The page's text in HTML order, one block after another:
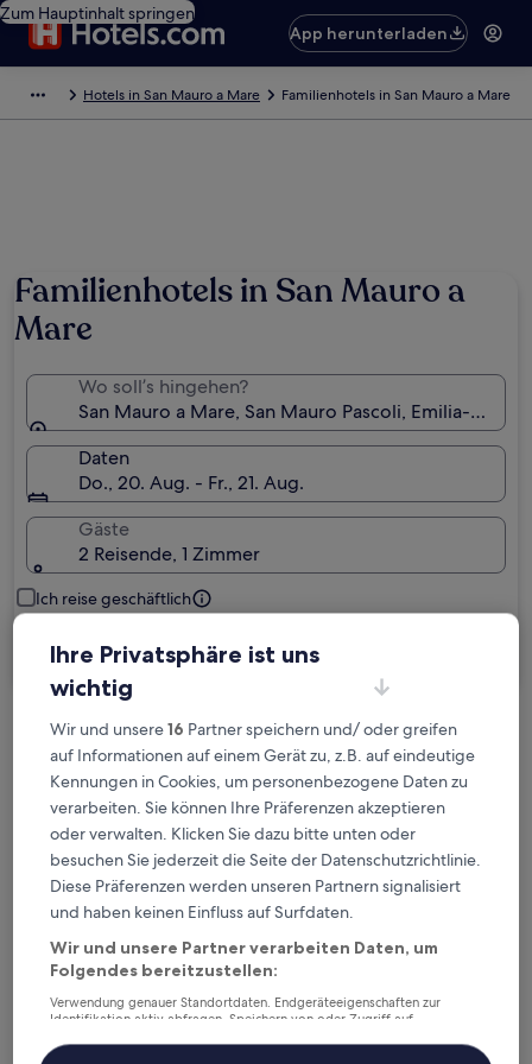
Zum Hauptinhalt springen
App herunterladen
Hotels in San Mauro a Mare Familienhotels in San Mauro a Mare
Familienhotels in San Mauro a
Mare
Wo soll’s hingehen?
San Mauro a Mare, San Mauro Pascoli, Emilia-
Daten
Do., 20. Aug. - Fr., 21. Aug.
Gäste
2 Reisende, 1 Zimmer
Ich reise geschäftlich
Suchen
Kostenlose Stornierung bei
Planänderungen
Verdiene Prämien für jede
wahrgenommene Übernachtung
Mehr sparen mit Preisen für Mitglieder
Überprüfe die Preise für diese Daten
Ihre Privatsphäre ist uns
wichtig
Wir und unsere16 Partner speichern und/ oder greifen
auf Informationen auf einem Gerät zu, z.B. auf eindeutige
Kennungen in Cookies, um personenbezogene Daten zu
verarbeiten. Sie können Ihre Präferenzen akzeptieren
oder verwalten. Klicken Sie dazu bitte unten oder
besuchen Sie jederzeit die Seite der Datenschutzrichtlinie.
Diese Präferenzen werden unseren Partnern signalisiert
und haben keinen Einfluss auf Surfdaten.
Wir und unsere Partner verarbeiten Daten, um
Folgendes bereitzustellen:
Verwendung genauer Standortdaten. Endgeräteeigenschaften zur
Identifikation aktiv abfragen. Speichern von oder Zugriff auf
Inhalte, Messung von Werbeleistung und der Performance von Inhalten,